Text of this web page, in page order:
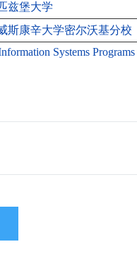
兹堡大学
斯康辛大学密尔沃基分校
Systems Programs